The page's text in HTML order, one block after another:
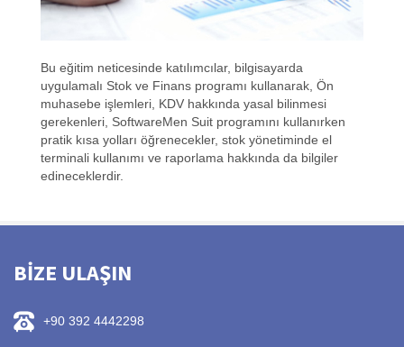
Bu eğitim neticesinde katılımcılar, bilgisayarda
uygulamalı Stok ve Finans programı kullanarak, Ön
muhasebe işlemleri, KDV hakkında yasal bilinmesi
gerekenleri, SoftwareMen Suit programını kullanırken
pratik kısa yolları öğrenecekler, stok yönetiminde el
terminali kullanımı ve raporlama hakkında da bilgiler
edineceklerdir.
BİZE ULAŞIN
+90 392 4442298